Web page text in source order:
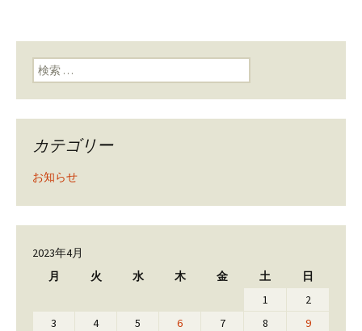
検索:
カテゴリー
お知らせ
2023年4月
月
火 水 木 金 土 日
1
2
3
4 5 6 7 8
9